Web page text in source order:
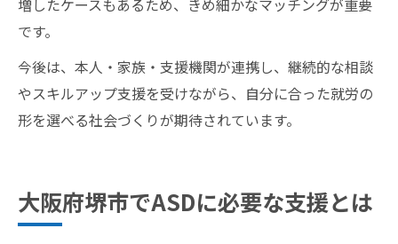
増したケースもあるため、きめ細かなマッチングが重要
です。
今後は、本人・家族・支援機関が連携し、継続的な相談
やスキルアップ支援を受けながら、自分に合った就労の
形を選べる社会づくりが期待されています。
大阪府堺市でASDに必要な支援とは